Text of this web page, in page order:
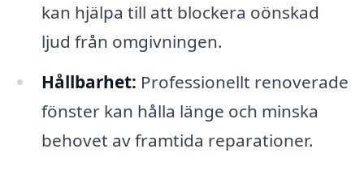
kan hjälpa till att blockera oönskad
ljud från omgivningen.
Hållbarhet: Professionellt renoverade
fönster kan hålla länge och minska
behovet av framtida reparationer.